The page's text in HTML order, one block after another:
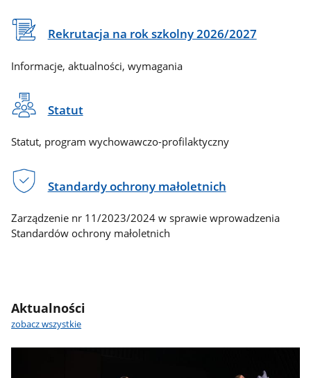
Rekrutacja na rok szkolny 2026/2027
Informacje, aktualności, wymagania
Statut
Statut, program wychowawczo-profilaktyczny
Standardy ochrony małoletnich
Zarządzenie nr 11/2023/2024 w sprawie wprowadzenia
Standardów ochrony małoletnich
Aktualności
zobacz wszystkie